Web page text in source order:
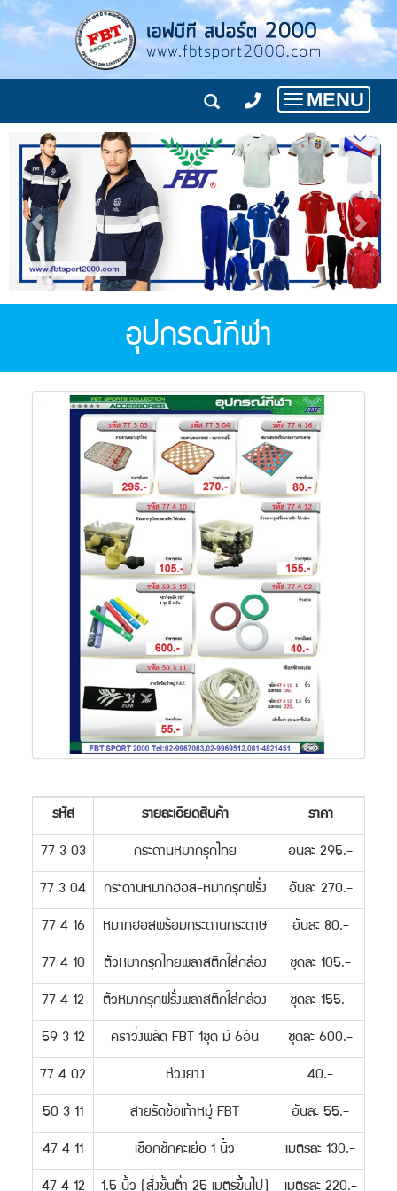
Toggle
navigation
MENU
อุปกรณ์กีฬา
รหัส รายละเอียดสินค้า ราคา
77 3 03 กระดานหมากรุกไทย อันละ 295.-
77 3 04 กระดานหมากฮอส-หมากรุกฝรั่ง อันละ 270.-
77 4 16 หมากฮอสพร้อมกระดานกระดาษ อันละ 80.-
77 4 10 ตัวหมากรุกไทยพลาสติกใส่กล่อง ชุดละ 105.-
77 4 12 ตัวหมากรุกฝรั่งพลาสติกใส่กล่อง ชุดละ 155.-
59 3 12 คธาวิ่งพลัด FBT 1ชุด มี 6อัน ชุดละ 600.-
77 4 02 ห่วงยาง 40.-
50 3 11 สายรัดข้อเท้าหมู่ FBT อันละ 55.-
47 4 11 เชือกชักคะเย่อ 1 นิ้ว เมตรละ 130.-
47 4 12 1.5 นิ้ว (สั่งขั้นต่ำ 25 เมตรขึ้นไป) เมตรละ 220.-